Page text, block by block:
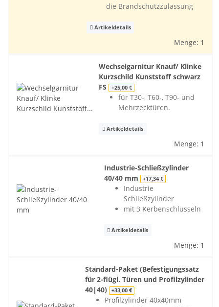
die Brandschutzzulassung
Artikeldetails
Menge: 1
Wechselgarnitur Knauf/ Klinke
Kurzschild Kunststoff schwarz
FS +25,00 €
für T30-, T60-, T90- und
Mehrzecktüren.
Artikeldetails
Menge: 1
Industrie-Schließzylinder
40/40 mm
+17,34 €
Industrie
Schließzylinder
mit 3 Kerbenschlüsseln
Artikeldetails
Menge: 1
Standard-Paket (Befestigungssatz
für 2-flügl. Türen und Profilzylinder
40|40)
+33,00 €
Profilzylinder 40x40mm